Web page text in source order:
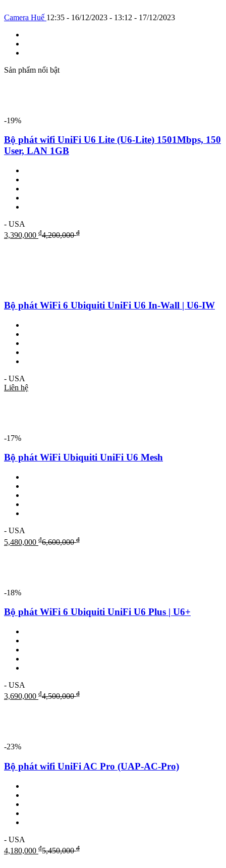
Camera Huế 12:35 - 16/12/2023 - 13:12 - 17/12/2023
Sản phẩm nổi bật
-19%
Bộ phát wifi UniFi U6 Lite (U6-Lite) 1501Mbps, 150
User, LAN 1GB
- USA
3,390,000 ₫4,200,000₫
Bộ phát WiFi 6 Ubiquiti UniFi U6 In-Wall | U6-IW
- USA
Liên hệ
-17%
Bộ phát WiFi Ubiquiti UniFi U6 Mesh
- USA
5,480,000 ₫6,600,000₫
-18%
Bộ phát WiFi 6 Ubiquiti UniFi U6 Plus | U6+
- USA
3,690,000 ₫4,500,000₫
-23%
Bộ phát wifi UniFi AC Pro (UAP-AC-Pro)
- USA
4,180,000 ₫5,450,000₫